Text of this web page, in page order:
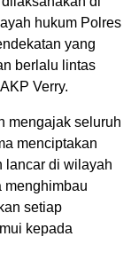
hukum Polres
yang
berlalu lintas
Verry.
mengajak seluruh
menciptakan
lancar di wilayah
menghimbau
setiap
kepada